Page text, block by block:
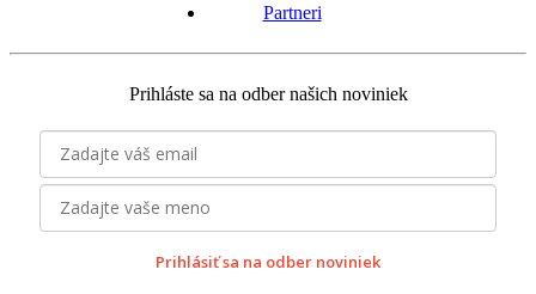
Partneri
Prihláste sa na odber našich noviniek
Prihlásiť sa na odber noviniek